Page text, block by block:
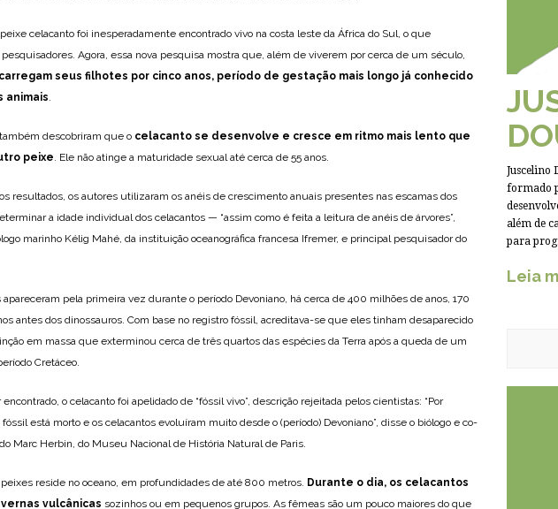
celacanto foi inesperadamente encontrado vivo na costa leste da África do Sul, o que
Agora, essa nova pesquisa mostra que, além de viverem por cerca de um século,
seus filhotes por cinco anos, período de gestação mais longo já conhecido
animais.
descobriram que o celacanto se desenvolve e cresce em ritmo mais lento que
peixe. Ele não atinge a maturidade sexual até cerca de 55 anos.
resultados, os autores utilizaram os anéis de crescimento anuais presentes nas escamas dos
a idade individual dos celacantos — “assim como é feita a leitura de anéis de árvores”,
marinho Kélig Mahé, da instituição oceanográfica francesa Ifremer, e principal pesquisador do
apareceram pela primeira vez durante o período Devoniano, há cerca de 400 milhões de anos, 170
antes dos dinossauros. Com base no registro fóssil, acreditava-se que eles tinham desaparecido
em massa que exterminou cerca de três quartos das espécies da Terra após a queda de um
Cretáceo.
o celacanto foi apelidado de “fóssil vivo”, descrição rejeitada pelos cientistas: “Por
está morto e os celacantos evoluíram muito desde o (período) Devoniano”, disse o biólogo e co-
Marc Herbin, do Museu Nacional de História Natural de Paris.
reside no oceano, em profundidades de até 800 metros. Durante o dia, os celacantos
vulcânicas sozinhos ou em pequenos grupos. As fêmeas são um pouco maiores do que
Juscelino
formado
além de
para
Leia